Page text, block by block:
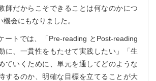
師だからこそできることは何なのかにつ
会にもなりました。
ートでは、「Pre-reading とPost-reading
に、一貫性をもたせて実践したい」「生
ていくために、単元を通してどのような
するのか、明確な目標を立てることが大